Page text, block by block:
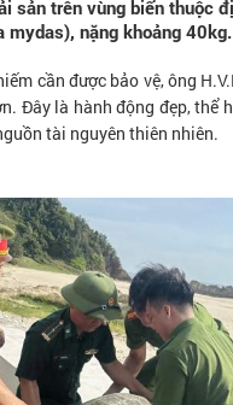
sản trên vùng biển thuộc
nặng khoảng 40kg.
cần được bảo vệ, ông
Đây là hành động đẹp,
tài nguyên thiên nhiên.